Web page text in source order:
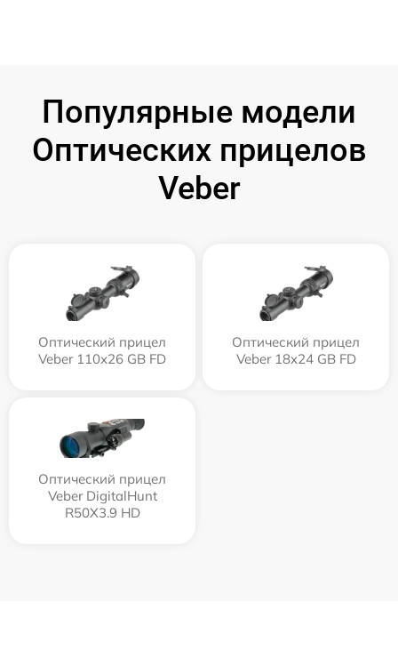
Популярные модели
Оптических прицелов
Veber
Оптический прицел
Veber 110х26 GB FD
Оптический прицел
Veber 18x24 GB FD
Оптический прицел
Veber DigitalHunt
R50X3.9 HD